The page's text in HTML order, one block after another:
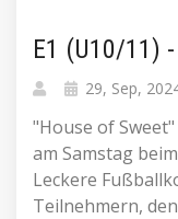
E1 (U10/11)
29, Sep,
"House of
am Samstag
Leckere
Teilnehmern,